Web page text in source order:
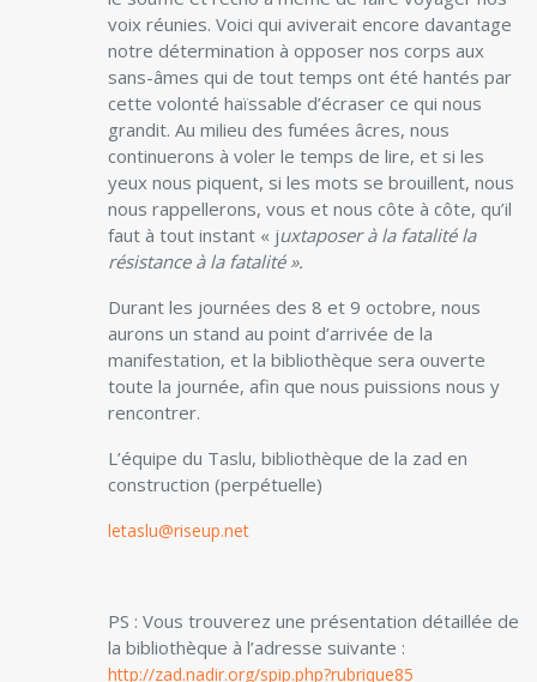
voix réunies. Voici qui aviverait encore davantage
notre détermination à opposer nos corps aux
sans-âmes qui de tout temps ont été hantés par
cette volonté haïssable d’écraser ce qui nous
grandit. Au milieu des fumées âcres, nous
continuerons à voler le temps de lire, et si les
yeux nous piquent, si les mots se brouillent, nous
nous rappellerons, vous et nous côte à côte, qu’il
faut à tout instant « juxtaposer à la fatalité la
résistance à la fatalité ».
Durant les journées des 8 et 9 octobre, nous
aurons un stand au point d’arrivée de la
manifestation, et la bibliothèque sera ouverte
toute la journée, afin que nous puissions nous y
rencontrer.
L’équipe du Taslu, bibliothèque de la zad en
construction (perpétuelle)
letaslu@riseup.net
PS : Vous trouverez une présentation détaillée de
la bibliothèque à l’adresse suivante :
http://zad.nadir.org/spip.php?rubrique85